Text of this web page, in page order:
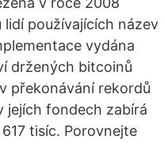
používajících název
vydána
držených bitcoinů
překonávání rekordů
jejích fondech zabírá
tisíc. Porovnejte